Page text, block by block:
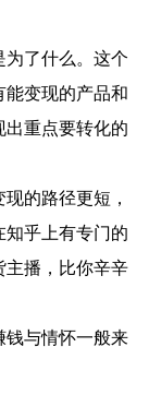
为了什么。这个
能变现的产品和
出重点要转化的
的路径更短，
知乎上有专门的
主播，比你辛辛
钱与情怀一般来